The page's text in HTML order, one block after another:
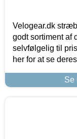
Velogear.dk
godt sortiment af
selvfølgelig til
her for at se
Se